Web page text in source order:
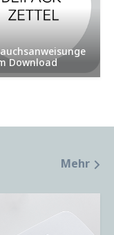
Download
Mehr